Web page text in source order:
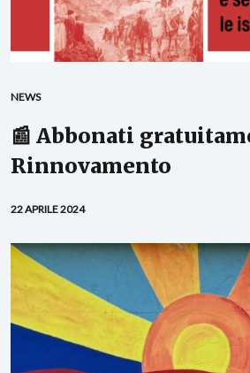
NEWS
📰 Abbonati
Rinnovamento
22 APRILE 2024